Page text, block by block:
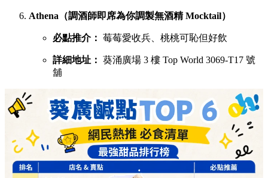
Athena（調酒師即席為你調製無酒精 Mocktail）
必點推介： 莓莓愛收兵、桃桃可恥但好飲
詳細地址： 葵涌廣場 3 樓 Top World 3069-T17 號
舖